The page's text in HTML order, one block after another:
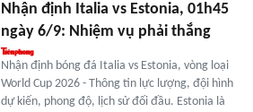
Nhận định Italia vs Estonia, 01h45
ngày 6/9: Nhiệm vụ phải thắng
Nhận định bóng đá Italia vs Estonia, vòng loại
World Cup 2026 - Thông tin lực lượng, đội hình
dự kiến, phong độ, lịch sử đối đầu. Estonia là